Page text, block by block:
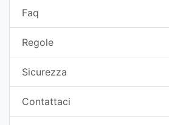
Faq
Regole
Sicurezza
Contattaci